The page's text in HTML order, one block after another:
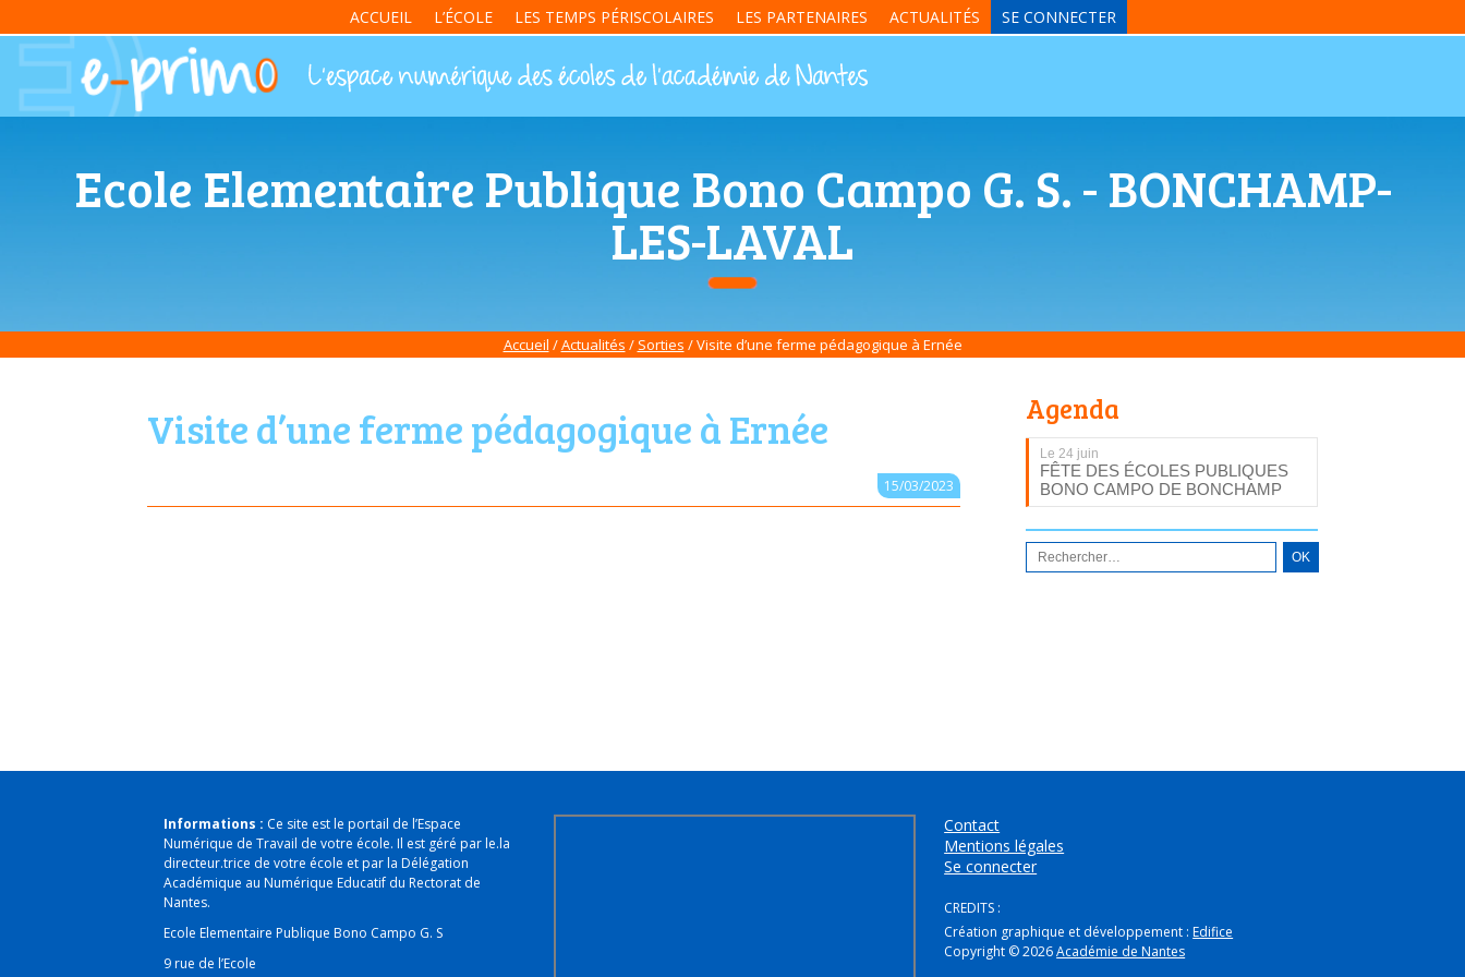
ACCUEIL L’ÉCOLE LES TEMPS PÉRISCOLAIRES LES PARTENAIRES ACTUALITÉS SE CONNECTER
Ecole Elementaire Publique Bono Campo G. S. - BONCHAMP-
LES-LAVAL
Accueil /Actualités / Sorties /Visite d’une ferme pédagogique à Ernée
Visite d’une ferme pédagogique à Ernée
15/03/2023
Agenda
Le 24 juin
FÊTE DES ÉCOLES PUBLIQUES
BONO CAMPO DE BONCHAMP
Informations : Ce site est le portail de l’Espace
Numérique de Travail de votre école. Il est géré par le.la
directeur.trice de votre école et par la Délégation
Académique au Numérique Educatif du Rectorat de
Nantes.
Ecole Elementaire Publique Bono Campo G. S
9 rue de l’Ecole
Contact
Mentions légales
Se connecter
CREDITS :
Création graphique et développement :Edifice
Copyright © 2026Académie de Nantes